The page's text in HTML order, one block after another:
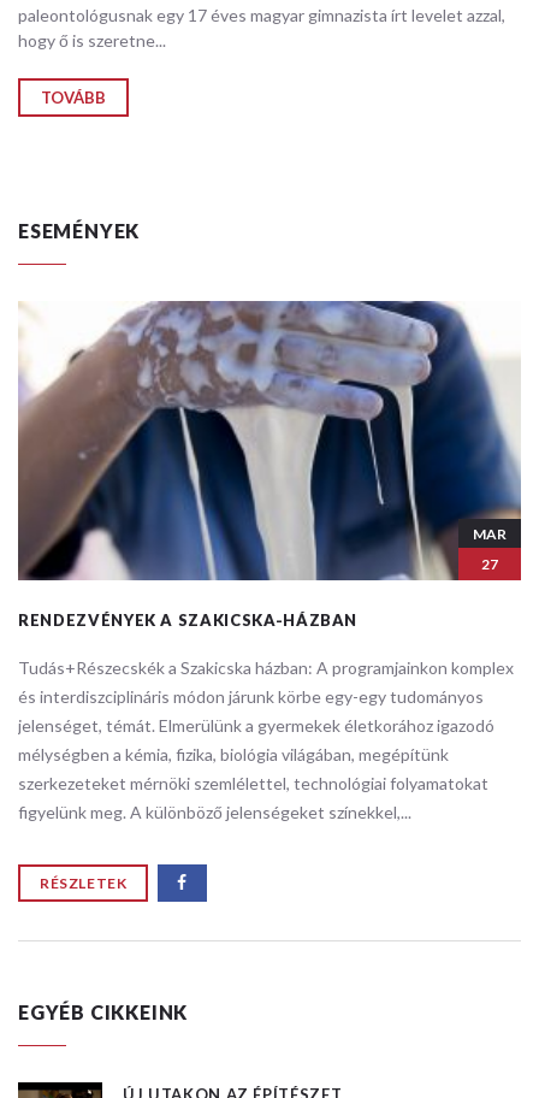
paleontológusnak egy 17 éves magyar gimnazista írt levelet azzal,
hogy ő is szeretne...
TOVÁBB
ESEMÉNYEK
MAR
27
RENDEZVÉNYEK A SZAKICSKA-HÁZBAN
Tudás+Részecskék a Szakicska házban: ​A programjainkon komplex
és interdiszciplináris módon járunk körbe egy-egy tudományos
jelenséget, témát. Elmerülünk a gyermekek életkorához igazodó
mélységben a kémia, fizika, biológia világában, megépítünk
szerkezeteket mérnöki szemlélettel, technológiai folyamatokat
figyelünk meg. A különböző jelenségeket színekkel,...
RÉSZLETEK
EGYÉB CIKKEINK